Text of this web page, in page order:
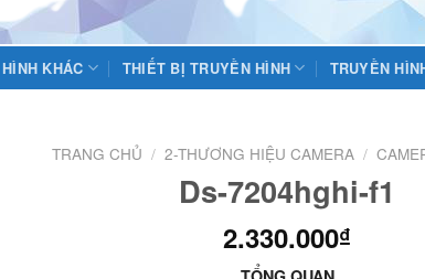
KHÁC THIẾT BỊ TRUYỀN HÌNH TRUYỀN
TRANG CHỦ / 2-THƯƠNG HIỆU CAMERA /
Ds-7204hghi-f1
2.330.000₫